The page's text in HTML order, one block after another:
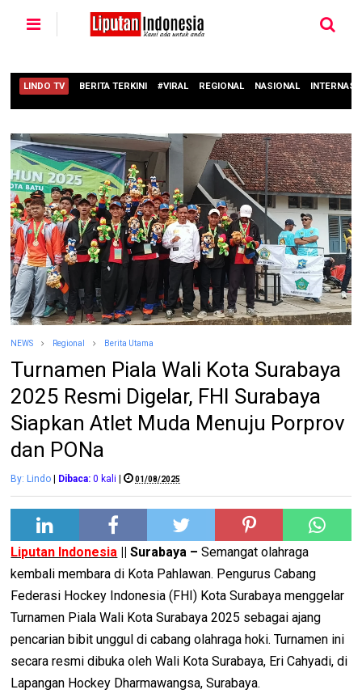
LINDO TV BERITA TERKINI #VIRAL REGIONAL NASIONAL
NEWS Regional Berita Utama
Turnamen Piala Wali Kota Surabaya
2025 Resmi Digelar, FHI Surabaya
Siapkan Atlet Muda Menuju Porprov
dan PONa
By: Lindo | Dibaca: 0 kali | 01/08/2025
Liputan Indonesia || Surabaya – Semangat olahraga
kembali membara di Kota Pahlawan. Pengurus Cabang
Federasi Hockey Indonesia (FHI) Kota Surabaya menggelar
Turnamen Piala Wali Kota Surabaya 2025 sebagai ajang
pencarian bibit unggul di cabang olahraga hoki. Turnamen ini
secara resmi dibuka oleh Wali Kota Surabaya, Eri Cahyadi, di
Lapangan Hockey Dharmawangsa, Surabaya.